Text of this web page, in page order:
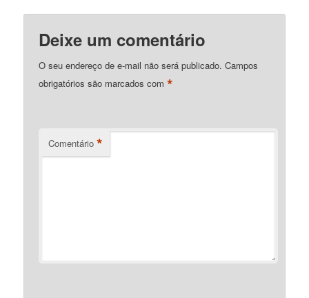
Deixe um comentário
O seu endereço de e-mail não será publicado. Campos
obrigatórios são marcados com*
Comentário *